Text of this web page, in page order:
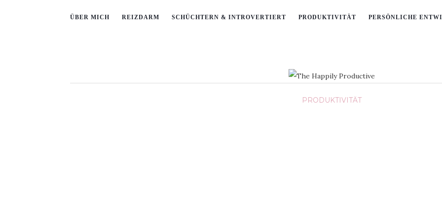
ÜBER MICH REIZDARM SCHÜCHTERN & INTROVERTIERT PRODUKTIVITÄT PERSÖNLICHE
PRODUKTIVITÄT